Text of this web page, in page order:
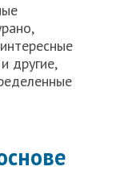
другие,